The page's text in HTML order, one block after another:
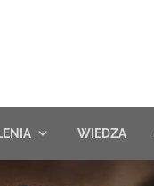
WIEDZA